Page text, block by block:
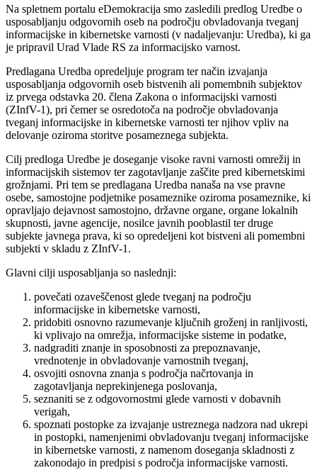
Na spletnem portalu eDemokracija smo zasledili predlog Uredbe o
usposabljanju odgovornih oseb na področju obvladovanja tveganj
informacijske in kibernetske varnosti (v nadaljevanju: Uredba), ki ga
je pripravil Urad Vlade RS za informacijsko varnost.
Predlagana Uredba opredeljuje program ter način izvajanja
usposabljanja odgovornih oseb bistvenih ali pomembnih subjektov
iz prvega odstavka 20. člena Zakona o informacijski varnosti
(ZInfV-1), pri čemer se osredotoča na področje obvladovanja
tveganj informacijske in kibernetske varnosti ter njihov vpliv na
delovanje oziroma storitve posameznega subjekta.
Cilj predloga Uredbe je doseganje visoke ravni varnosti omrežij in
informacijskih sistemov ter zagotavljanje zaščite pred kibernetskimi
grožnjami. Pri tem se predlagana Uredba nanaša na vse pravne
osebe, samostojne podjetnike posameznike oziroma posameznike, ki
opravljajo dejavnost samostojno, državne organe, organe lokalnih
skupnosti, javne agencije, nosilce javnih pooblastil ter druge
subjekte javnega prava, ki so opredeljeni kot bistveni ali pomembni
subjekti v skladu z ZInfV-1.
Glavni cilji usposabljanja so naslednji:
povečati ozaveščenost glede tveganj na področju
informacijske in kibernetske varnosti,
pridobiti osnovno razumevanje ključnih groženj in ranljivosti,
ki vplivajo na omrežja, informacijske sisteme in podatke,
nadgraditi znanje in sposobnosti za prepoznavanje,
vrednotenje in obvladovanje varnostnih tveganj,
osvojiti osnovna znanja s področja načrtovanja in
zagotavljanja neprekinjenega poslovanja,
seznaniti se z odgovornostmi glede varnosti v dobavnih
verigah,
spoznati postopke za izvajanje ustreznega nadzora nad ukrepi
in postopki, namenjenimi obvladovanju tveganj informacijske
in kibernetske varnosti, z namenom doseganja skladnosti z
zakonodajo in predpisi s področja informacijske varnosti.